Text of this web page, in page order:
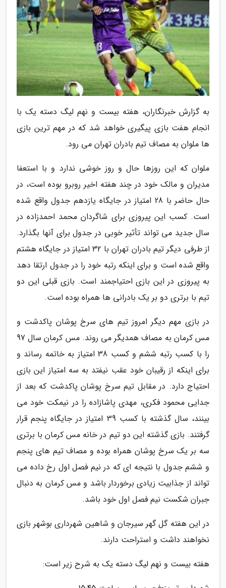
به گزارش خبرنگاران، هفته بیست و نهم لیگ دسته یک با
انجام هفت بازی پیگیری خواهد شد که در مهم ترین بازی
ها ملوان به مصاف تیم بادران تهران می رود.
ملوان که این روزها حال و روز خوشی ندارد و با استعفا
مدیران و مالک خود در چند هفته اخیر روبرو بوده است، در
حال حاضر با 28 امتیاز در جایگاه یازدهم جدول واقع شده
است. کسب این پیروزی برای شاگردان محمد احمدزاده در
سال جدید می تواند تأثیر خوبی در جدول برای آنها بگذارد.
از طرفی دیگر تیم بادران تهران با 32 امتیاز در جایگاه هشتم
واقع شده است و برای اینکه رتبه خود را در جدول ارتقا دهد
به پیروزی در این بازی احتیاجمند است. بازی قبلی این دو
تیم با برتری دو بر یک بادرانی ها همراه بوده است.
در بازی مهم دیگر امروز تیم های سرخ پوشان پاکدشت و
مس کرمان به مصاف همدیگر می روند. مس کرمان سال 97
را با کسب رتبه ششم و کسب 38 امتیاز به خاتمه رساند و
برای اینکه از رقیبان خود عقب نیفتد به سه امتیاز این بازی
احتیاج دارد. در مقابل تیم سرخ پوشان پاکدشت که بعد از
جدایی محمود فکری، مهدی پاشازاده را در نیمکت خود می
بینند، سال گذشته با کسب 39 امتیاز در جایگاه پنجم قرار
گرفتند. بازی گذشته این دو تیم در خانه مس کرمان با برتری
سه بر یک سرخ پوشان همراه بوده و مصاف تیم های پنجم
و ششم جدول با نتیجه ای که در نیم فصل اول رخ داده می
تواند از جذابیت زیادی برخوردار باشد و مس کرمان به دنبال
جبران شکست نیم فصل اول خود باشد.
در این هفته گل گهر سیرجان و شاهین شهرداری بوشهر بازی
نخواهند داشت و استراحت دارند.
هفته بیست و نهم لیگ دسته یک به شرح زیر است: